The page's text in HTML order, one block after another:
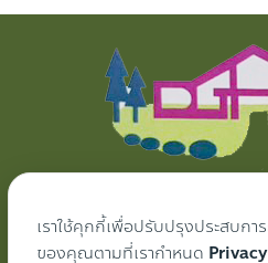
ผ้าม่าน
เราใช้คุกกี้เพื่อปรับปรุงประสบก
ของคุณตามที่เรากำหนด